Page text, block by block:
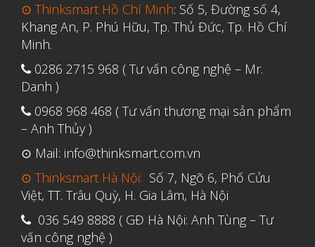
Tháng Tư 2020
Tháng Hai 2020
Tháng Mười Hai 2019
Tháng Chín 2019
Tháng Tám 2019
⊙ Thinksmart Hồ Chí Minh: Số 5, Đường số 4,
Khang An, P. Phú Hữu, Tp. Thủ Đức, Tp. Hồ Chí
Minh.
0286 2715 968 ( Tư vấn công nghệ – Mr.
Danh )
0968 968 468 ( Tư vấn thương mại sản phẩm
– Anh Thủy )
⊙ Mail: info@thinksmart.com.vn
⊙ Thinksmart Hà Nội: Số 7, Ngõ 6, Phố Cửu
Việt, TT. Trâu Quỳ, H. Gia Lâm, Hà Nội
036 549 8888 ( GĐ Hà Nội: Anh Tùng – Tư
vấn công nghệ )